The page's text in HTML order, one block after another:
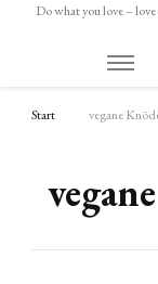
Do what you love –
Start vegane